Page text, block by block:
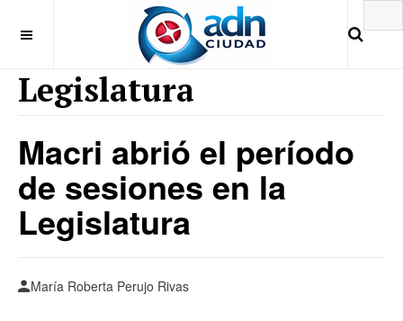
Legislatura
Macri abrió el período
de sesiones en la
Legislatura
María Roberta Perujo Rivas